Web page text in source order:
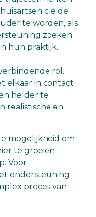
die de
te worden, als
zoeken
hun praktijk.
rol.
elkaar in contact
helder te
realistische en
mogelijkheid om
te groeien
Voor
ondersteuning
proces van